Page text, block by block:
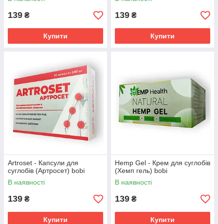
139 ₴
Купити
139 ₴
Купити
Artroset - Капсули для
суглобів (Артросет) bobi
В наявності
139 ₴
Купити
Hemp Gel - Крем для суглобів
(Хемп гель) bobi
В наявності
139 ₴
Купити